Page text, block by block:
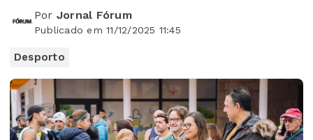
Por Jornal Fórum
Publicado em 11/12/2025 11:45
Desporto